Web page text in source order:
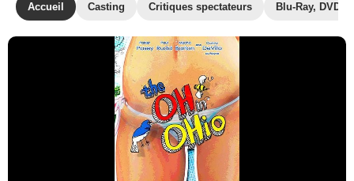
Accueil Casting Critiques spectateurs Blu-Ray, DVD